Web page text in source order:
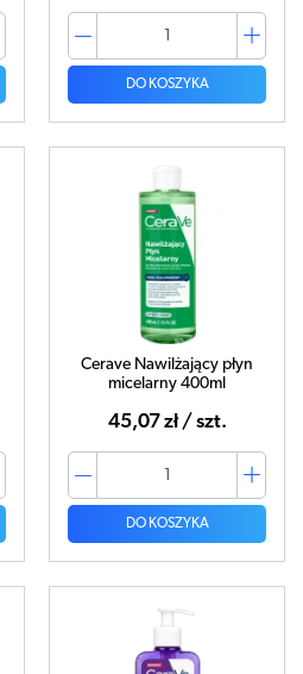
DO KOSZYKA
Cerave Nawilżający płyn
micelarny 400ml
45,07 zł / szt.
DO KOSZYKA